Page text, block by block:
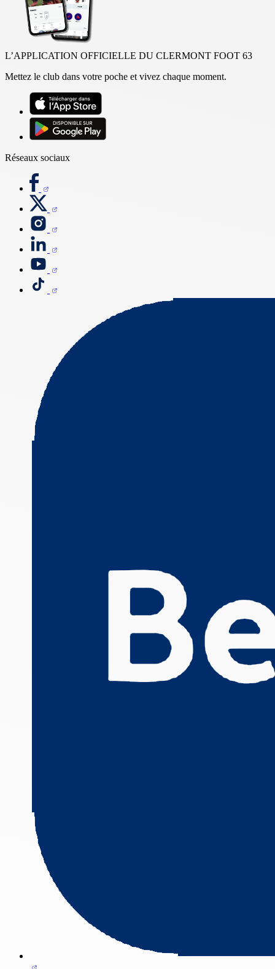
L’APPLICATION OFFICIELLE DU CLERMONT FOOT 63
Mettez le club dans votre poche et vivez chaque moment.
Réseaux sociaux